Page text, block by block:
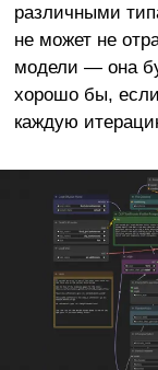
различными
не может не
модели — она
хорошо бы, если
каждую